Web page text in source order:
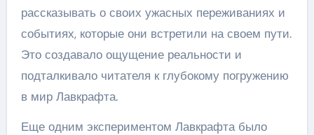
рассказывать о своих ужасных переживаниях и
событиях, которые они встретили на своем пути.
Это создавало ощущение реальности и
подталкивало читателя к глубокому погружению
в мир Лавкрафта.
Еще одним экспериментом Лавкрафта было